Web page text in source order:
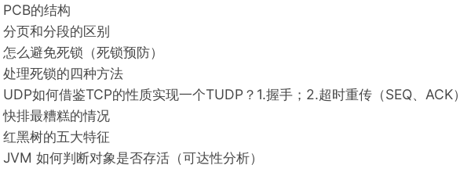
PCB的结构
分页和分段的区别
怎么避免死锁（死锁预防）
处理死锁的四种方法
UDP如何借鉴TCP的性质实现一个TUDP？1.握手；2.超时重传（SEQ、ACK
快排最糟糕的情况
红黑树的五大特征
JVM 如何判断对象是否存活（可达性分析）